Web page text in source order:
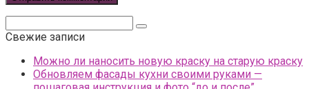
Свежие записи
Можно ли наносить новую краску на старую краску
Обновляем фасады кухни своими руками —